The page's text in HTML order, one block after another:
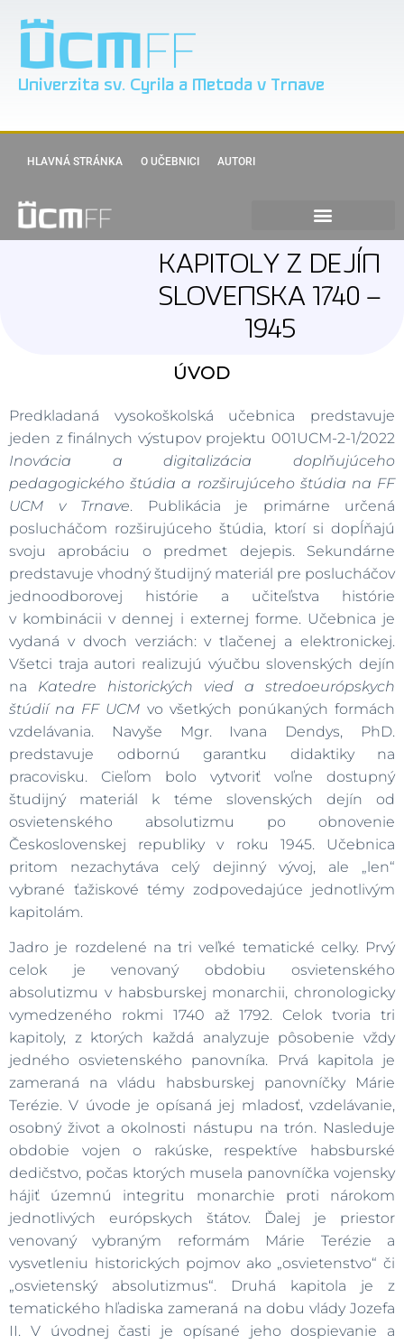
Univerzita sv. Cyrila a Metoda v Trnave
HLAVNÁ STRÁNKA O UČEBNICI AUTORI
KAPITOLY Z DEJÍN
SLOVENSKA 1740 –
1945
ÚVOD
Predkladaná vysokoškolská učebnica predstavuje
jeden z finálnych výstupov projektu 001UCM-2-1/2022
Inovácia a digitalizácia doplňujúceho
pedagogického štúdia a rozširujúceho štúdia na FF
UCM v Trnave. Publikácia je primárne určená
poslucháčom rozširujúceho štúdia, ktorí si dopĺňajú
svoju aprobáciu o predmet dejepis. Sekundárne
predstavuje vhodný študijný materiál pre poslucháčov
jednoodborovej histórie a učiteľstva histórie
v kombinácii v dennej i externej forme. Učebnica je
vydaná v dvoch verziách: v tlačenej a elektronickej.
Všetci traja autori realizujú výučbu slovenských dejín
na Katedre historických vied a stredoeurópskych
štúdií na FF UCM vo všetkých ponúkaných formách
vzdelávania. Navyše Mgr. Ivana Dendys, PhD.
predstavuje odbornú garantku didaktiky na
pracovisku. Cieľom bolo vytvoriť voľne dostupný
študijný materiál k téme slovenských dejín od
osvietenského absolutizmu po obnovenie
Československej republiky v roku 1945. Učebnica
pritom nezachytáva celý dejinný vývoj, ale „len“
vybrané ťažiskové témy zodpovedajúce jednotlivým
kapitolám.
Jadro je rozdelené na tri veľké tematické celky. Prvý
celok je venovaný obdobiu osvietenského
absolutizmu v habsburskej monarchii, chronologicky
vymedzeného rokmi 1740 až 1792. Celok tvoria tri
kapitoly, z ktorých každá analyzuje pôsobenie vždy
jedného osvietenského panovníka. Prvá kapitola je
zameraná na vládu habsburskej panovníčky Márie
Terézie. V úvode je opísaná jej mladosť, vzdelávanie,
osobný život a okolnosti nástupu na trón. Nasleduje
obdobie vojen o rakúske, respektíve habsburské
dedičstvo, počas ktorých musela panovníčka vojensky
hájiť územnú integritu monarchie proti nárokom
jednotlivých európskych štátov. Ďalej je priestor
venovaný vybraným reformám Márie Terézie a
vysvetleniu historických pojmov ako „osvietenstvo“ či
„osvietenský absolutizmus“. Druhá kapitola je z
tematického hľadiska zameraná na dobu vlády Jozefa
II. V úvodnej časti je opísané jeho dospievanie a